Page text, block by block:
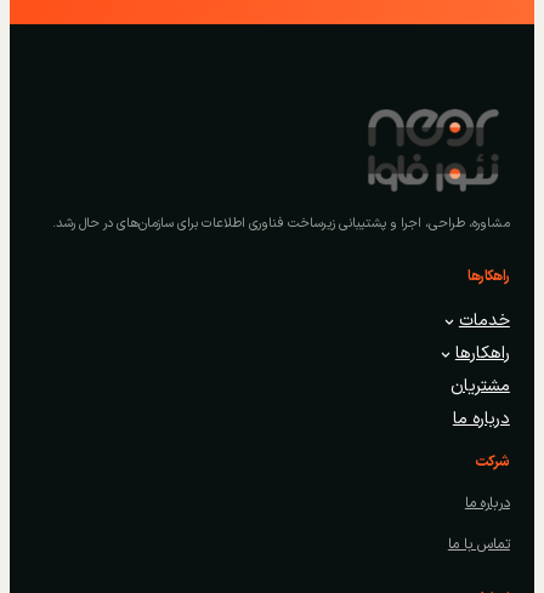
مشاوره، طراحی، اجرا و پشتیبانی زیرساخت فناوری اطلاعات برای سازمان‌های در حال رشد.
راهکارها
خدمات
راهکارها
مشتریان
درباره ما
شرکت
درباره ما
تماس با ما